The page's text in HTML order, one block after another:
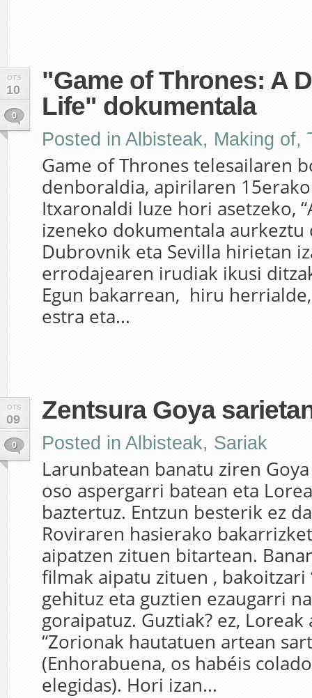
OTS
10
0
"Game of Thrones: A
Life" dokumentala
Posted in Albisteak, Making of,
Game of Thrones telesailaren
denboraldia, apirilaren
Itxaronaldi luze hori asetzeko,
izeneko dokumentala aurkeztu
Dubrovnik eta Sevilla hirietan
errodajearen irudiak ikusi
Egun bakarrean, hiru
estra eta...
OTS
09
0
Zentsura Goya
Posted in Albisteak, Sariak
Larunbatean banatu ziren
oso aspergarri batean eta
baztertuz. Entzun besterik ez
Roviraren hasierako
aipatzen zituen bitartean.
filmak aipatu zituen , bakoitzari
gehituz eta guztien ezaugarri
goraipatuz. Guztiak? ez,
“Zorionak hautatuen artean
(Enhorabuena, os habéis
elegidas). Hori izan...